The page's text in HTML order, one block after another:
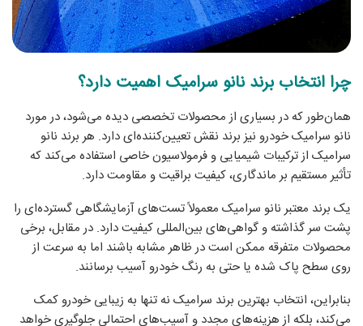
چرا انتخاب برند نانو سرامیک اهمیت دارد؟
همان‌طور که در بسیاری از محصولات تخصصی دیده می‌شود، در مورد
نانو سرامیک خودرو نیز برند نقش تعیین‌کننده‌ای دارد. هر برند نانو
سرامیک از ترکیبات شیمیایی و فرمولاسیون خاصی استفاده می‌کند که
تأثیر مستقیم بر ماندگاری، کیفیت براقیت و مقاومت دارد.
یک برند معتبر نانو سرامیک معمولاً تست‌های آزمایشگاهی گسترده‌ای را
پشت سر گذاشته و گواهی‌های بین‌المللی کیفیت دارد. در مقابل، برخی
محصولات متفرقه ممکن است در ظاهر مشابه باشند اما به سرعت از
روی سطح پاک شده یا حتی به رنگ خودرو آسیب برسانند.
بنابراین، انتخاب بهترین برند سرامیک نه تنها به زیبایی خودرو کمک
می‌کند، بلکه از هزینه‌های مجدد و آسیب‌های احتمالی جلوگیری خواهد